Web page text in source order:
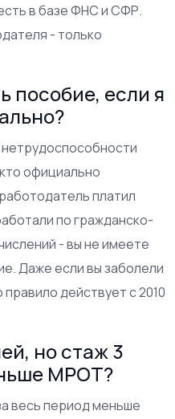
в базе ФНС и СФР.
- только
пособие, если я
официально
платил
по гражданско-
- вы не имеете
Даже если вы заболели
действует с 2010
но стаж 3
МРОТ?
весь период меньше